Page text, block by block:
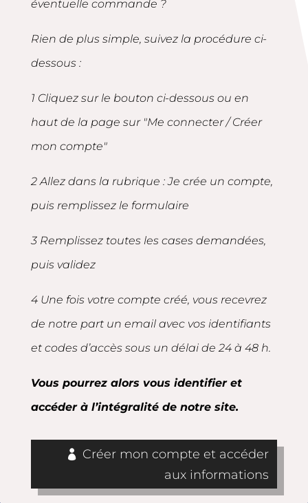
éventuelle commande ?
Rien de plus simple, suivez la procédure ci-
dessous :
1 Cliquez sur le bouton ci-dessous ou en
haut de la page sur "Me connecter / Créer
mon compte"
2 Allez dans la rubrique : Je crée un compte,
puis remplissez le formulaire
3 Remplissez toutes les cases demandées,
puis validez
4 Une fois votre compte créé, vous recevrez
de notre part un email avec vos identifiants
et codes d’accès sous un délai de 24 à 48 h.
Vous pourrez alors vous identifier et
accéder à l’intégralité de notre site.
Créer mon compte et accéder
aux informations